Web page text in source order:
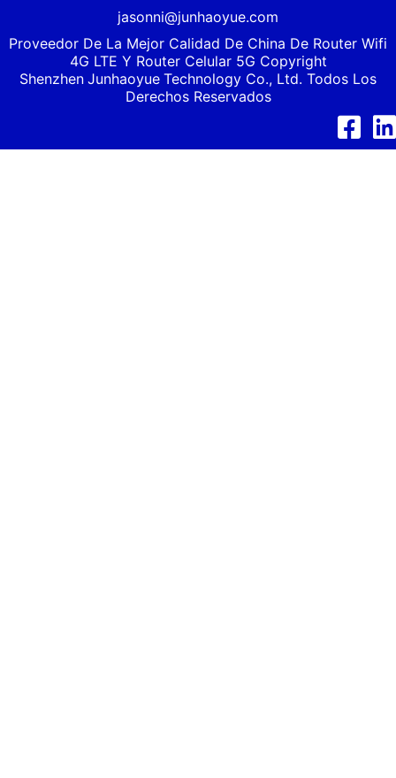
jasonni@junhaoyue.com
Proveedor De La Mejor Calidad De China De Router Wifi
4G LTE Y Router Celular 5G Copyright
Shenzhen Junhaoyue Technology Co., Ltd. Todos Los
Derechos Reservados
Facebook